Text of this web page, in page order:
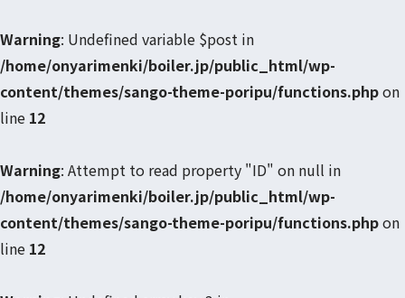
Warning: Undefined variable $post in
/home/onyarimenki/boiler.jp/public_html/wp-
content/themes/sango-theme-poripu/functions.phpon
line 12
Warning: Attempt to read property "ID" on null in
/home/onyarimenki/boiler.jp/public_html/wp-
content/themes/sango-theme-poripu/functions.phpon
line 12